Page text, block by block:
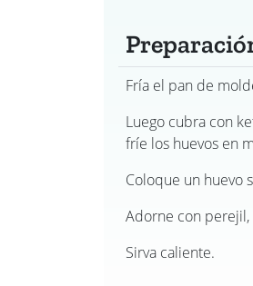
Fría el pan de
Luego cubra con
fríe los huevos en
Coloque un huevo
Adorne con
Sirva caliente.